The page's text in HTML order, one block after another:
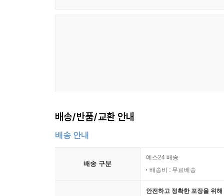
배송/반품/교환 안내
배송 안내
배송 구분
예스24 배송
배송비 : 무료배송
안전하고 정확한 포장을 위